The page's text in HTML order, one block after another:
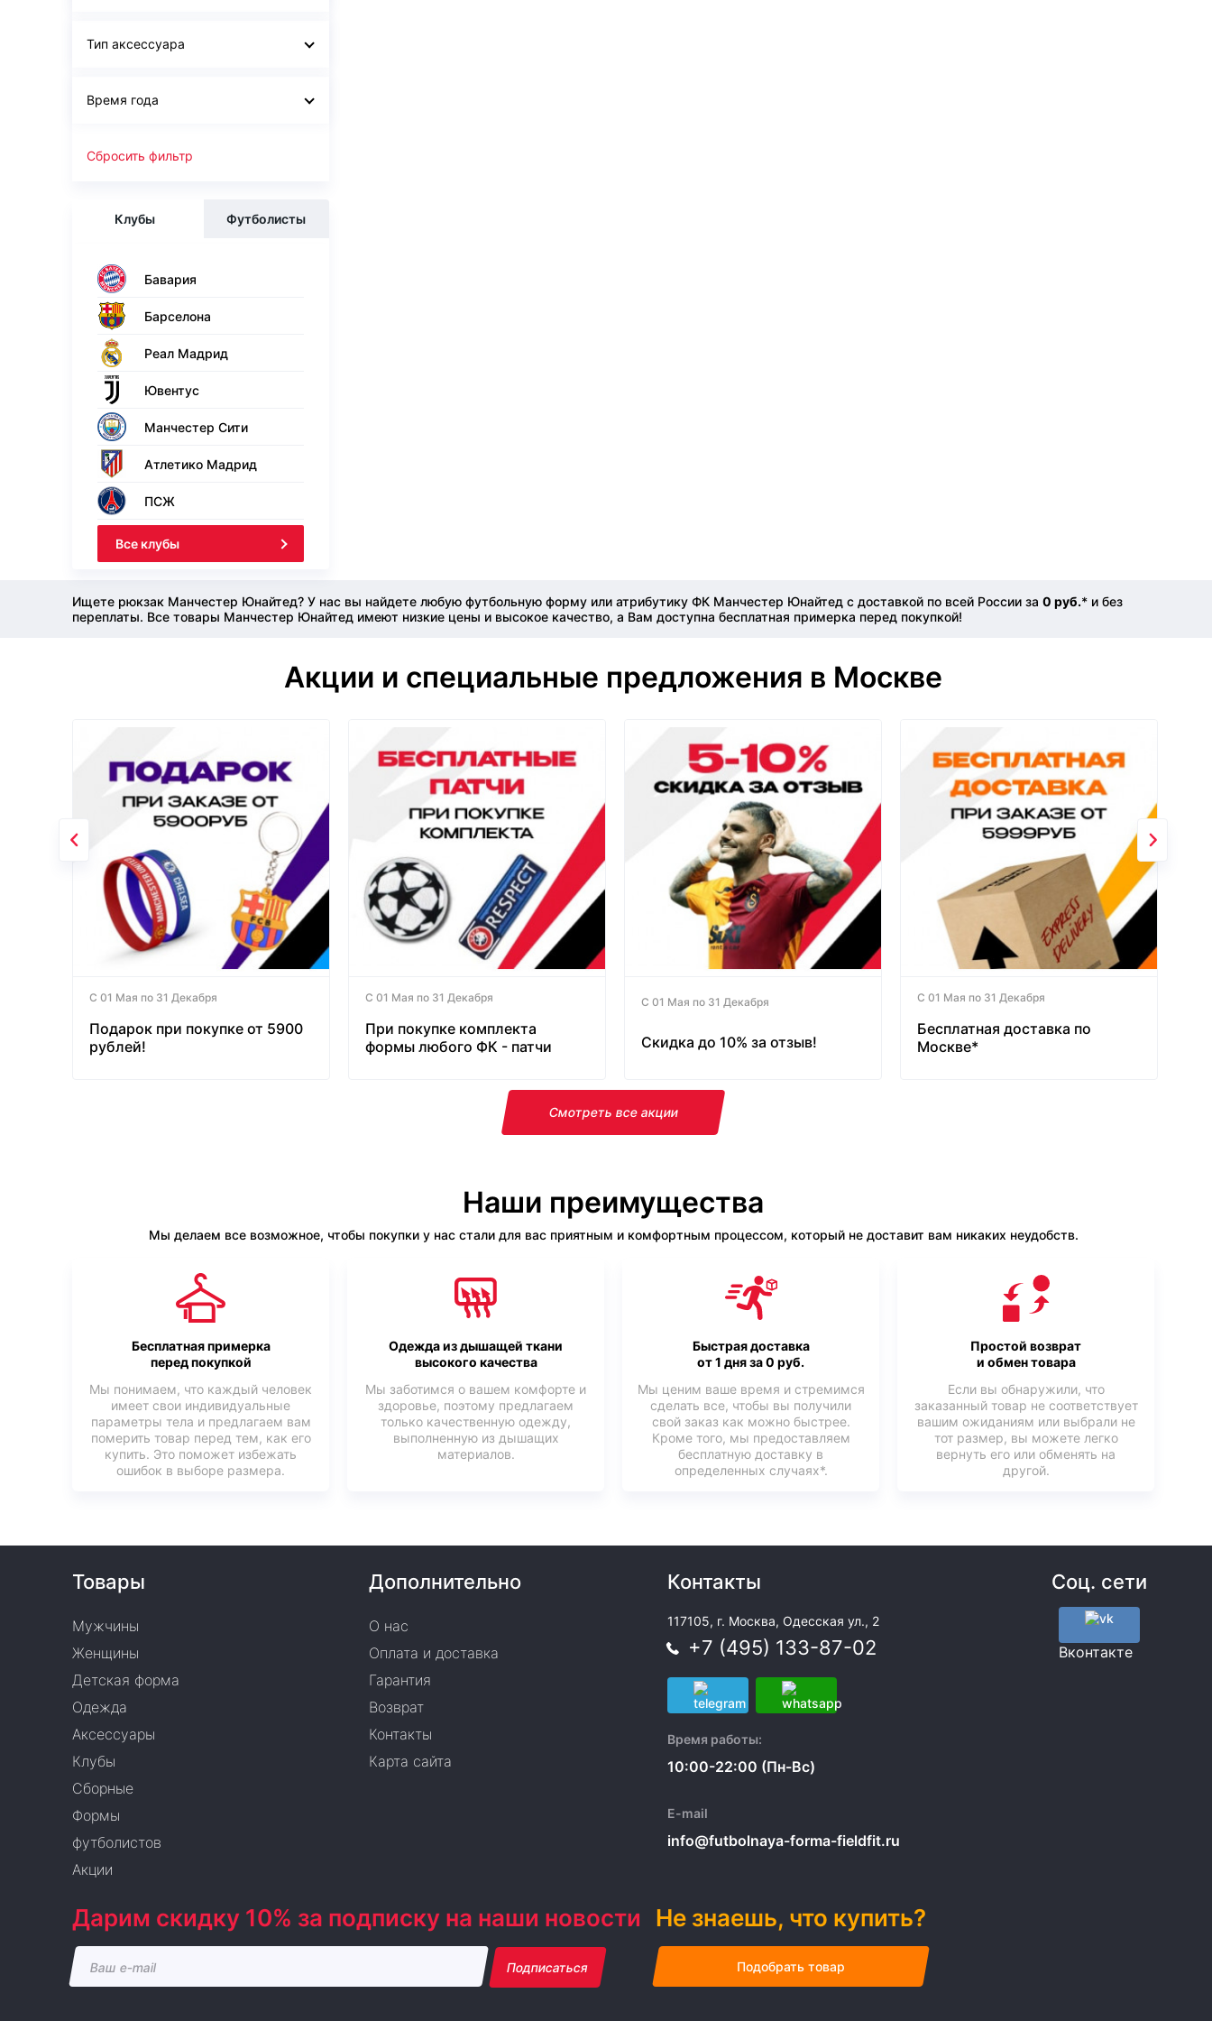
Тип аксессуара
Время года
Сбросить фильтр
Клубы Футболисты
Бавария
Барселона
Реал Мадрид
Ювентус
Манчестер Сити
Атлетико Мадрид
ПСЖ
Все клубы
Ищете рюкзак Манчестер Юнайтед? У нас вы найдете любую футбольную форму или атрибутику ФК Манчестер Юнайтед с доставкой по всей России за 0 руб.* и без
переплаты. Все товары Манчестер Юнайтед имеют низкие цены и высокое качество, а Вам доступна бесплатная примерка перед покупкой!
Акции и специальные предложения в Москве
С 01 Мая по 31 Декабря
Подарок при покупке от 5900
рублей!
С 01 Мая по 31 Декабря
При покупке комплекта
формы любого ФК - патчи
С 01 Мая по 31 Декабря
Скидка до 10% за отзыв!
С 01 Мая по 31 Декабря
Бесплатная доставка по
Москве*
Смотреть все акции
Наши преимущества
Мы делаем все возможное, чтобы покупки у нас стали для вас приятным и комфортным процессом, который не доставит вам никаких неудобств.
Бесплатная примерка
перед покупкой
Мы понимаем, что каждый человек
имеет свои индивидуальные
параметры тела и предлагаем вам
померить товар перед тем, как его
купить. Это поможет избежать
ошибок в выборе размера.
Одежда из дышащей ткани
высокого качества
Мы заботимся о вашем комфорте и
здоровье, поэтому предлагаем
только качественную одежду,
выполненную из дышащих
материалов.
Быстрая доставка
от 1 дня за 0 руб.
Мы ценим ваше время и стремимся
сделать все, чтобы вы получили
свой заказ как можно быстрее.
Кроме того, мы предоставляем
бесплатную доставку в
определенных случаях*.
Простой возврат
и обмен товара
Если вы обнаружили, что
заказанный товар не соответствует
вашим ожиданиям или выбрали не
тот размер, вы можете легко
вернуть его или обменять на
другой.
Товары
Мужчины
Женщины
Детская форма
Одежда
Аксессуары
Клубы
Сборные
Формы
футболистов
Акции
Дополнительно
О нас
Оплата и доставка
Гарантия
Возврат
Контакты
Карта сайта
Контакты
117105, г. Москва, Одесская ул., 2
+7 (495) 133-87-02
Время работы:
10:00-22:00 (Пн-Вс)
E-mail
info@futbolnaya-forma-fieldfit.ru
Соц. сети
Вконтакте
Дарим скидку 10% за подписку на наши новости
Подписаться
Не знаешь, что купить?
Подобрать товар